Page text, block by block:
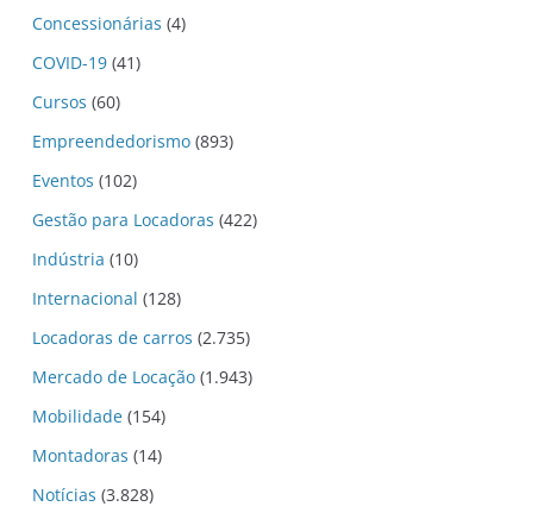
Concessionárias (4)
COVID-19 (41)
Cursos (60)
Empreendedorismo (893)
Eventos (102)
Gestão para Locadoras (422)
Indústria (10)
Internacional (128)
Locadoras de carros (2.735)
Mercado de Locação (1.943)
Mobilidade (154)
Montadoras (14)
Notícias (3.828)